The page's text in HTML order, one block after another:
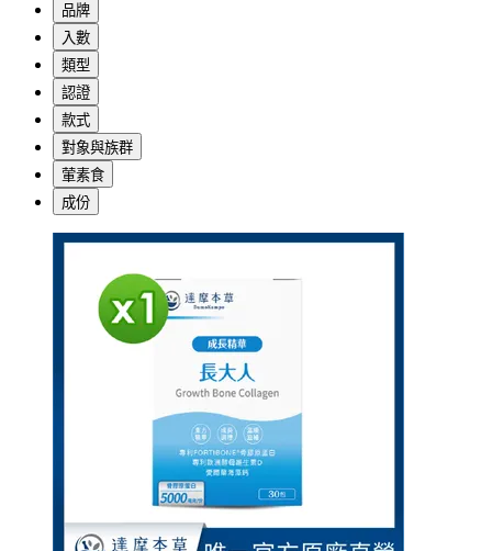
品牌
入數
類型
認證
款式
對象與族群
葷素食
成份